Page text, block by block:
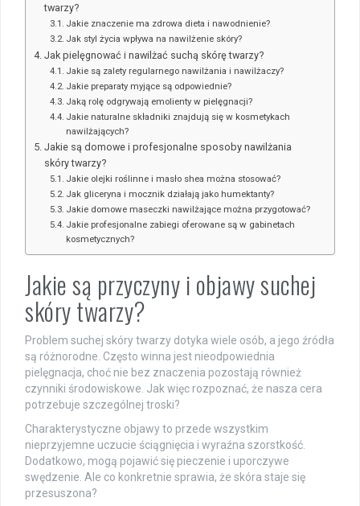
twarzy?
Jakie znaczenie ma zdrowa dieta i nawodnienie?
Jak styl życia wpływa na nawilżenie skóry?
Jak pielęgnować i nawilżać suchą skórę twarzy?
Jakie są zalety regularnego nawilżania i nawilżaczy?
Jakie preparaty myjące są odpowiednie?
Jaką rolę odgrywają emolienty w pielęgnacji?
Jakie naturalne składniki znajdują się w kosmetykach
nawilżających?
Jakie są domowe i profesjonalne sposoby nawilżania
skóry twarzy?
Jakie olejki roślinne i masło shea można stosować?
Jak gliceryna i mocznik działają jako humektanty?
Jakie domowe maseczki nawilżające można przygotować?
Jakie profesjonalne zabiegi oferowane są w gabinetach
kosmetycznych?
Jakie są przyczyny i objawy suchej
skóry twarzy?
Problem suchej skóry twarzy dotyka wiele osób, a jego źródła
są różnorodne. Często winna jest nieodpowiednia
pielęgnacja, choć nie bez znaczenia pozostają również
czynniki środowiskowe. Jak więc rozpoznać, że nasza cera
potrzebuje szczególnej troski?
Charakterystyczne objawy to przede wszystkim
nieprzyjemne uczucie ściągnięcia i wyraźna szorstkość.
Dodatkowo, mogą pojawić się pieczenie i uporczywe
swędzenie. Ale co konkretnie sprawia, że skóra staje się
przesuszona?